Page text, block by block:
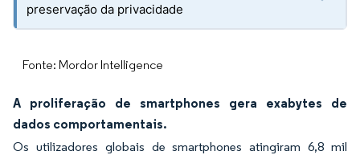
preservação da privacidade
Fonte: Mordor Intelligence
A proliferação de smartphones gera exabytes de
dados comportamentais.
Os utilizadores globais de smartphones atingiram 6,8 mil